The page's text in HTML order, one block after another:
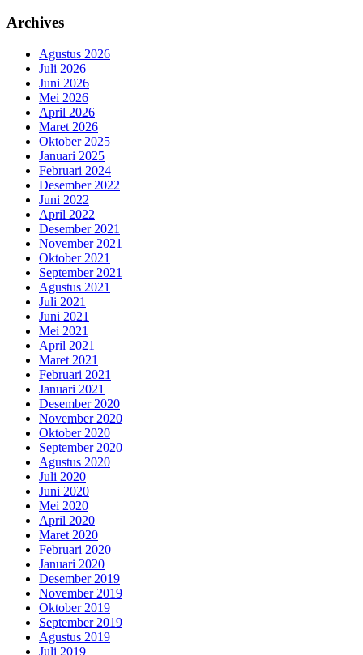
Archives
Agustus 2026
Juli 2026
Juni 2026
Mei 2026
April 2026
Maret 2026
Oktober 2025
Januari 2025
Februari 2024
Desember 2022
Juni 2022
April 2022
Desember 2021
November 2021
Oktober 2021
September 2021
Agustus 2021
Juli 2021
Juni 2021
Mei 2021
April 2021
Maret 2021
Februari 2021
Januari 2021
Desember 2020
November 2020
Oktober 2020
September 2020
Agustus 2020
Juli 2020
Juni 2020
Mei 2020
April 2020
Maret 2020
Februari 2020
Januari 2020
Desember 2019
November 2019
Oktober 2019
September 2019
Agustus 2019
Juli 2019